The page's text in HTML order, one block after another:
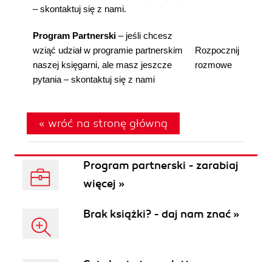
– skontaktuj się z nami.
Program Partnerski – jeśli chcesz
wziąć udział w programie partnerskim
naszej księgarni, ale masz jeszcze
pytania – skontaktuj się z nami
Rozpocznij
rozmowe
« wróć na stronę główną
Program partnerski - zarabiaj
więcej »
Brak książki? - daj nam znać »